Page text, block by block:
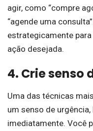
agir, como “compre
“agende uma
estrategicamente
ação desejada.
4. Crie senso
Uma das técnicas
um senso de
imediatamente. Você